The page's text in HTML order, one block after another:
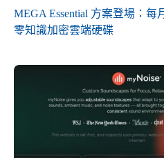
MEGA Essential 方案登場：每
零知識加密雲端硬碟